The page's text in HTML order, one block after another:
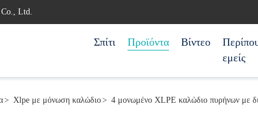
Co., Ltd.
Σπίτι Προϊόντα Βίντεο
εμείς
> Xlpe με μόνωση καλώδιο> 4 μονωμένο XLPE καλώδιο πυρήνων με